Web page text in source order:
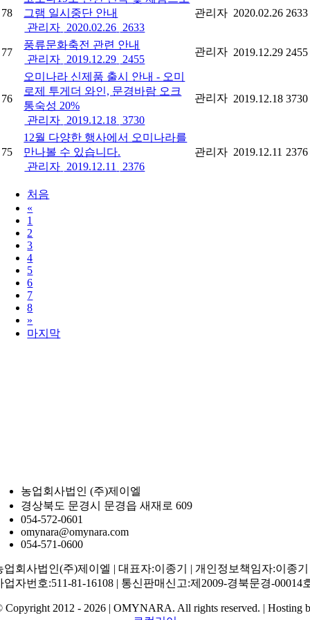
78
그램 일시중단 안내
관리자 2020.02.26 2633
관리자 2020.02.26 2633
77
풍류문화축전 관련 안내
관리자 2019.12.29 2455
관리자 2019.12.29 2455
76
오미나라 신제품 출시 안내 - 오미
로제 투게더 와인, 문경바람 오크
통숙성 20%
관리자 2019.12.18 3730
관리자 2019.12.18 3730
75
12월 다양한 행사에서 오미나라를
만나볼 수 있습니다.
관리자 2019.12.11 2376
관리자 2019.12.11 2376
처음
«
1
2
3
4
5
6
7
8
»
마지막
농업회사법인 (주)제이엘
경상북도 문경시 문경읍 새재로 609
054-572-0601
omynara@omynara.com
054-571-0600
업회사법인(주)제이엘 | 대표자:이종기 | 개인정보책임자:이종기
업자번호:511-81-16108 | 통신판매신고:제2009-경북문경-00014
Copyright 2012 - 2026 | OMYNARA. All rights reserved. | Hosting